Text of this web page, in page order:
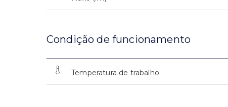
Condição de funcionamento
Temperatura de trabalho